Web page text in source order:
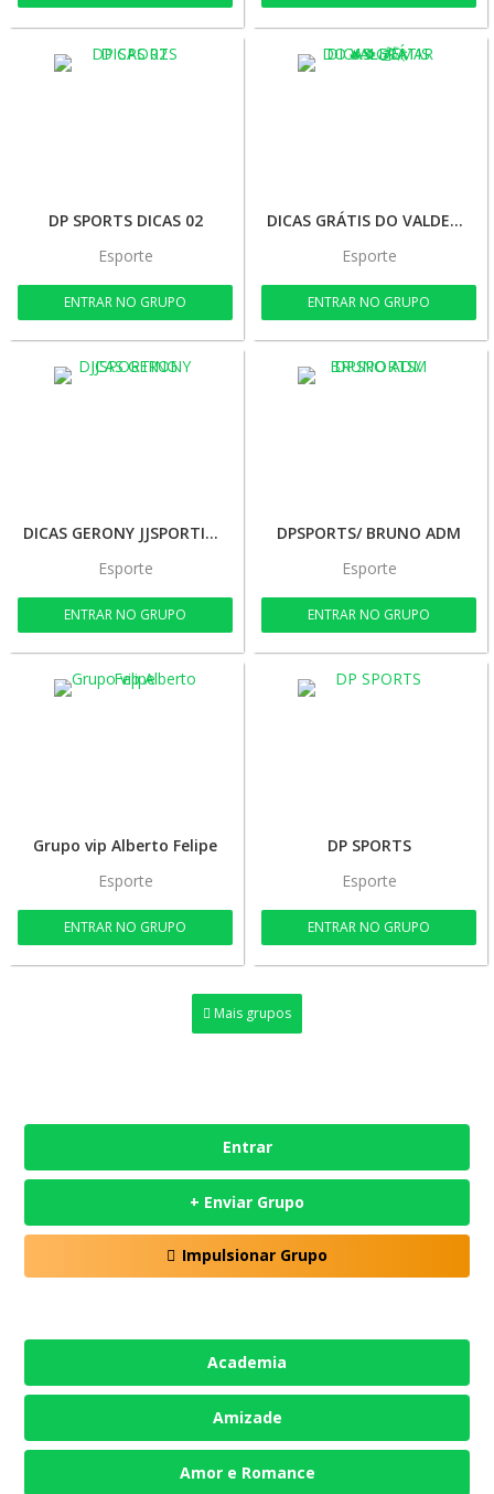
DP SPORTS DICAS 02
Esporte
ENTRAR NO GRUPO
DICAS GRÁTIS DO VALDEMAR 🔥🍀💰🚀
Esporte
ENTRAR NO GRUPO
DICAS GERONY JJSPORTING
Esporte
ENTRAR NO GRUPO
DPSPORTS/ BRUNO ADM
Esporte
ENTRAR NO GRUPO
Grupo vip Alberto Felipe
Esporte
ENTRAR NO GRUPO
DP SPORTS
Esporte
ENTRAR NO GRUPO
Mais grupos
Entrar
+ Enviar Grupo
Impulsionar Grupo
Academia
Amizade
Amor e Romance